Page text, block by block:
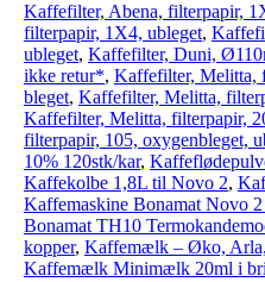
Kaffefilter, Abena, filterpapir,
filterpapir, 1X4, ubleget,
ubleget, Kaffefilter, Duni,
ikke retur*, Kaffefilter, Melitta,
bleget, Kaffefilter, Melitta,
Kaffefilter, Melitta, filterpapir,
filterpapir, 105, oxygenbleget,
10% 120stk/kar,
Kaffekolbe 1,8L til Novo 2,
Kaffemaskine Bonamat Novo
Bonamat TH10
kopper, Kaffemælk – Øko,
Kaffemælk Minimælk 20ml i